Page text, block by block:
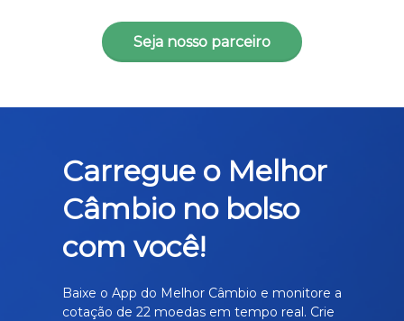
Seja nosso parceiro
Carregue o Melhor
Câmbio no bolso
com você!
Baixe o App do Melhor Câmbio e monitore a
cotação de 22 moedas em tempo real. Crie